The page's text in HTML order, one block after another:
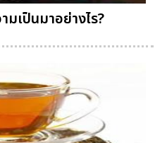
เป็นมาอย่างไร?